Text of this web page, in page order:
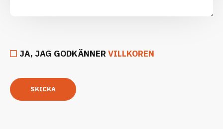
JA, JAG GODKÄNNER VILLKOREN
SKICKA